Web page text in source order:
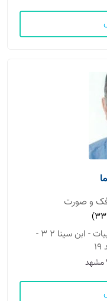
و صورت
مطب 1: مشهد - مشهد- سه راه ادبیات - ابن سینا 2 3 -
مشهد